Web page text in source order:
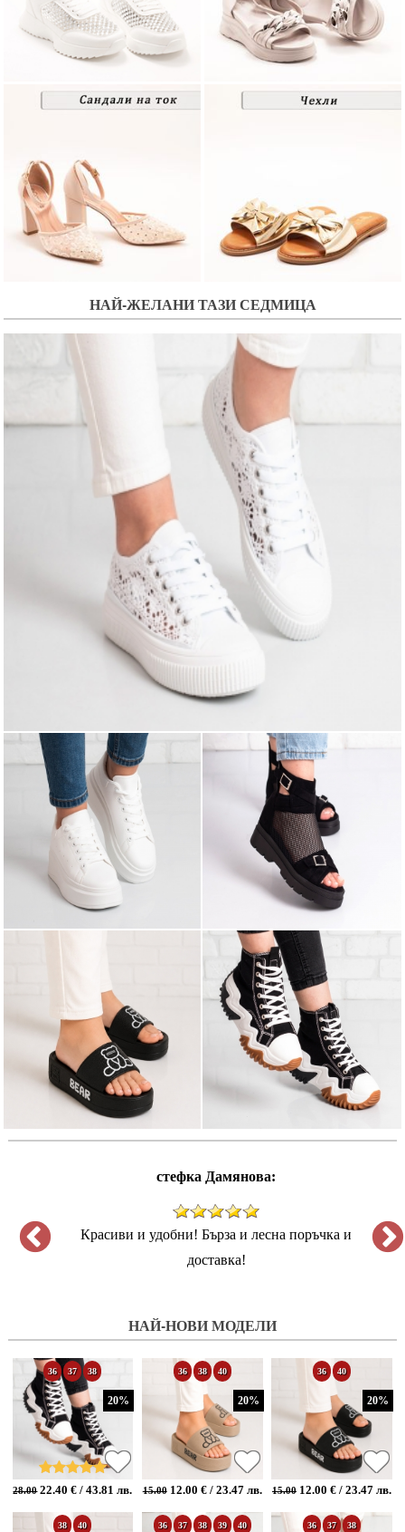
НАЙ-ЖЕЛАНИ ТАЗИ СЕДМИЦА
стефка Дамянова:
Красиви и удобни! Бърза и лесна поръчка и
доставка!
НАЙ-НОВИ МОДЕЛИ
20%
36 37 38
28.0022.40 € / 43.81 лв.
20%
36 38 40
15.0012.00 € / 23.47 лв.
20%
36 40
15.0012.00 € / 23.47 лв.
38 40 36 37 38 39 40 36 37 38